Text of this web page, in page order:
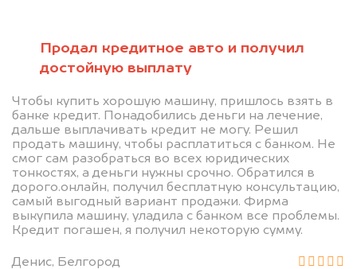
Продал кредитное авто и получил
достойную выплату
Чтобы купить хорошую машину, пришлось взять в
банке кредит. Понадобились деньги на лечение,
дальше выплачивать кредит не могу. Решил
продать машину, чтобы расплатиться с банком. Не
смог сам разобраться во всех юридических
тонкостях, а деньги нужны срочно. Обратился в
дорого.онлайн, получил бесплатную консультацию,
самый выгодный вариант продажи. Фирма
выкупила машину, уладила с банком все проблемы.
Кредит погашен, я получил некоторую сумму.
Денис, Белгород
(472) 220-54-52
рассчитаем стоимость вашего
автомобиля.